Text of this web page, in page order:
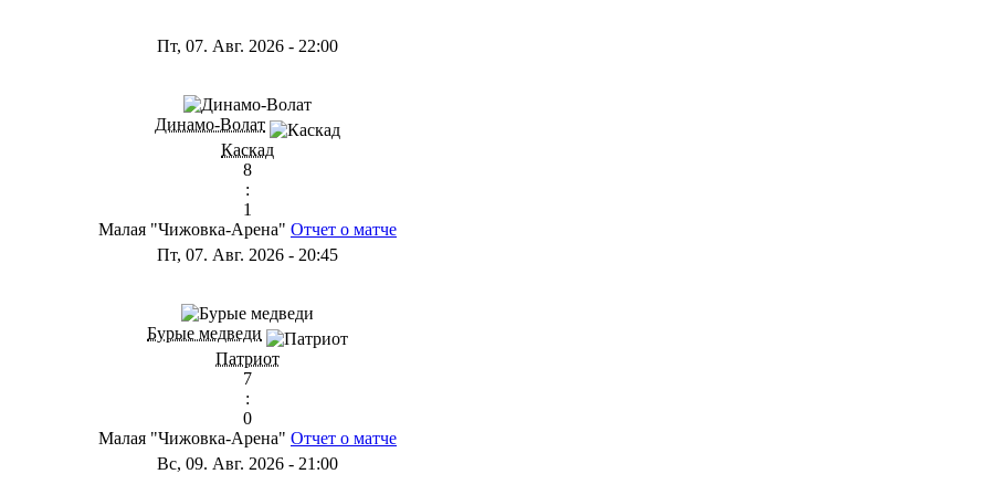
Пт, 07. Авг. 2026 - 22:00
Динамо-Волат
Каскад
8
:
1
Малая "Чижовка-Арена" Отчет о матче
Пт, 07. Авг. 2026 - 20:45
Бурые медведи
Патриот
7
:
0
Малая "Чижовка-Арена" Отчет о матче
Вс, 09. Авг. 2026 - 21:00